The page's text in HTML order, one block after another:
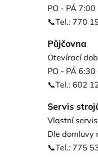
PO - PÁ
📞Tel.: 770
Půjčovna
Otevírací
PO - PÁ
📞Tel.: 602
Servis
Vlastní
Dle domluvy
📞Tel.: 775